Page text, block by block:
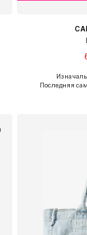
Последняя